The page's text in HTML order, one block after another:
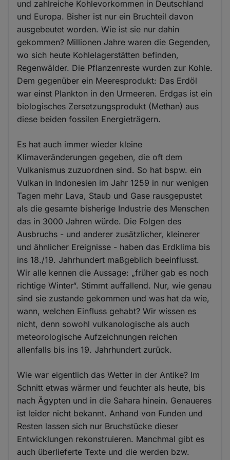
und zahlreiche Kohlevorkommen in Deutschland
und Europa. Bisher ist nur ein Bruchteil davon
ausgebeutet worden. Wie ist sie nur dahin
gekommen? Millionen Jahre waren die Gegenden,
wo sich heute Kohlelagerstätten befinden,
Regenwälder. Die Pflanzenreste wurden zur Kohle.
Dem gegenüber ein Meeresprodukt: Das Erdöl
war einst Plankton in den Urmeeren. Erdgas ist ein
biologisches Zersetzungsprodukt (Methan) aus
diese beiden fossilen Energieträgern.
Es hat auch immer wieder kleine
Klimaveränderungen gegeben, die oft dem
Vulkanismus zuzuordnen sind. So hat bspw. ein
Vulkan in Indonesien im Jahr 1259 in nur wenigen
Tagen mehr Lava, Staub und Gase rausgepustet
als die gesamte bisherige Industrie des Menschen
das in 3000 Jahren würde. Die Folgen des
Ausbruchs - und anderer zusätzlicher, kleinerer
und ähnlicher Ereignisse - haben das Erdklima bis
ins 18./19. Jahrhundert maßgeblich beeinflusst.
Wir alle kennen die Aussage: „früher gab es noch
richtige Winter“. Stimmt auffallend. Nur, wie genau
sind sie zustande gekommen und was hat da wie,
wann, welchen Einfluss gehabt? Wir wissen es
nicht, denn sowohl vulkanologische als auch
meteorologische Aufzeichnungen reichen
allenfalls bis ins 19. Jahrhundert zurück.
Wie war eigentlich das Wetter in der Antike? Im
Schnitt etwas wärmer und feuchter als heute, bis
nach Ägypten und in die Sahara hinein. Genaueres
ist leider nicht bekannt. Anhand von Funden und
Resten lassen sich nur Bruchstücke dieser
Entwicklungen rekonstruieren. Manchmal gibt es
auch überlieferte Texte und die werden bzw.